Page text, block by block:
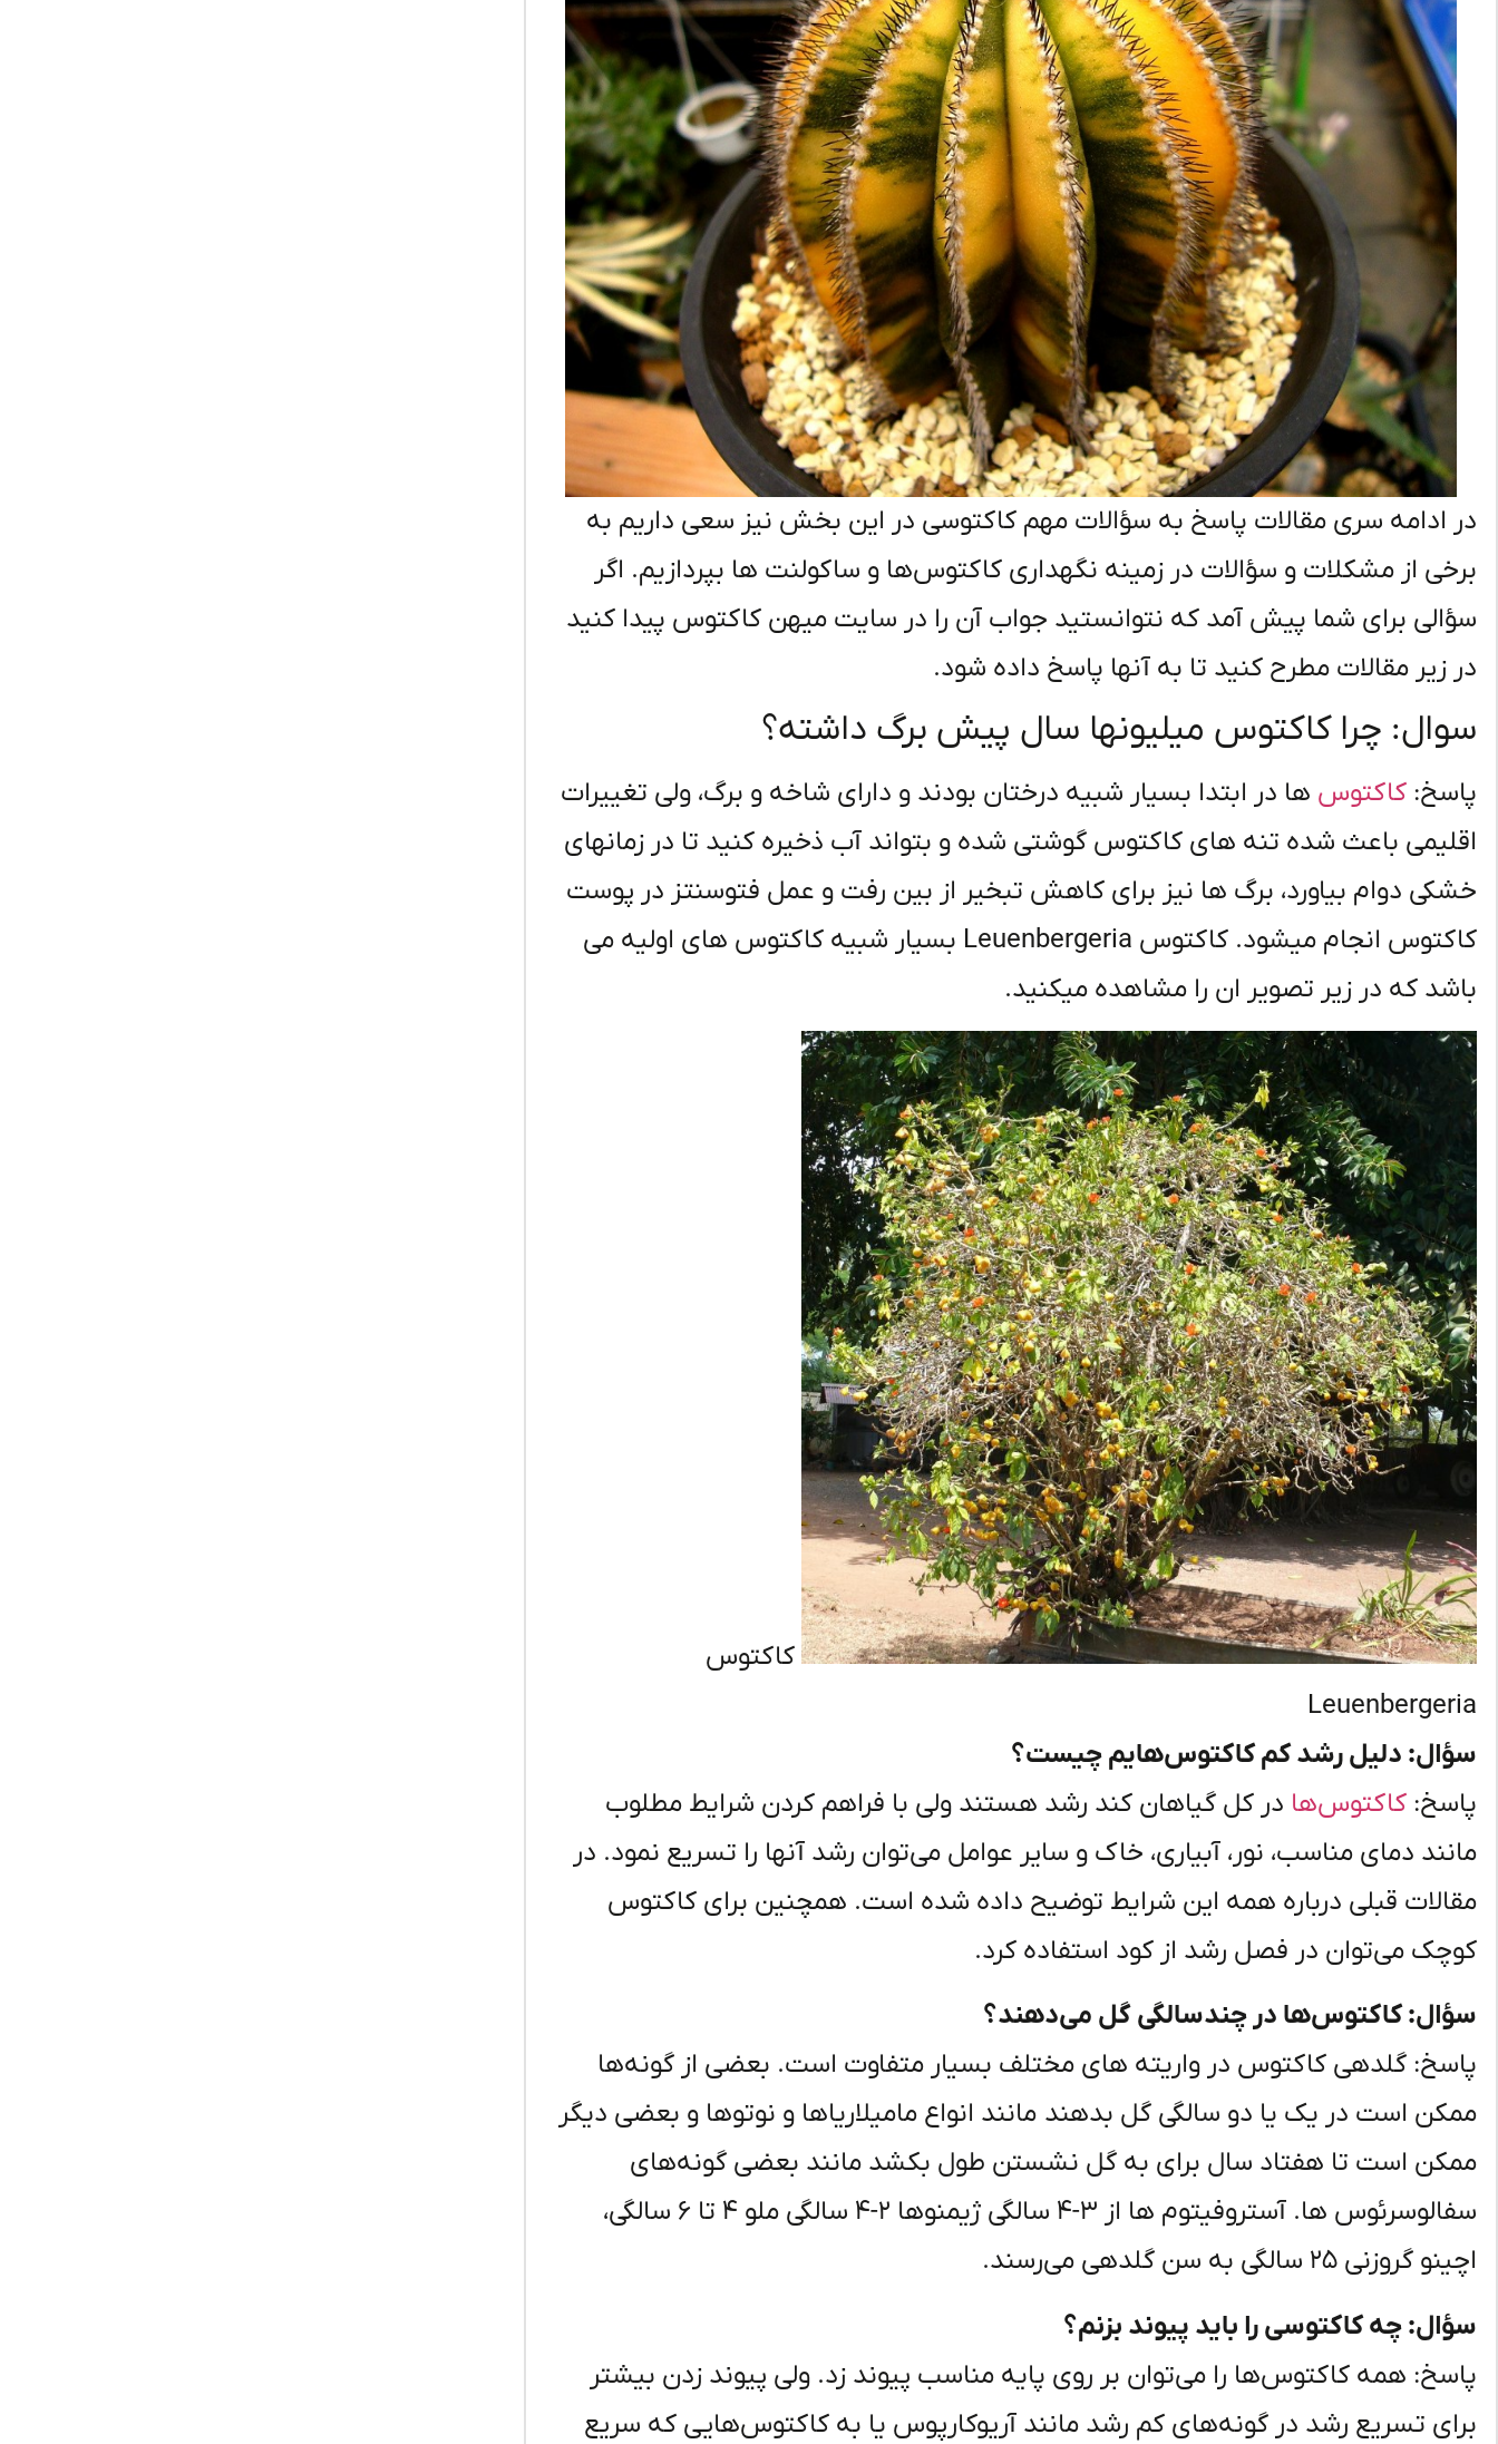
در ادامه سری مقالات پاسخ به سؤالات مهم کاکتوسی در این بخش نیز سعی داریم به
برخی از مشکلات و سؤالات در زمینه نگهداری کاکتوس‌ها و ساکولنت ها بپردازیم. اگر
سؤالی برای شما پیش آمد که نتوانستید جواب آن را در سایت میهن کاکتوس پیدا کنید
در زیر مقالات مطرح کنید تا به آنها پاسخ داده شود.
سوال: چرا کاکتوس میلیونها سال پیش برگ داشته؟
پاسخ: کاکتوس ها در ابتدا بسیار شبیه درختان بودند و دارای شاخه و برگ، ولی تغییرات
اقلیمی باعث شده تنه های کاکتوس گوشتی شده و بتواند آب ذخیره کنید تا در زمانهای
خشکی دوام بیاورد، برگ ها نیز برای کاهش تبخیر از بین رفت و عمل فتوسنتز در پوست
کاکتوس انجام میشود. کاکتوس Leuenbergeria بسیار شبیه کاکتوس های اولیه می
باشد که در زیر تصویر ان را مشاهده میکنید.
کاکتوس
Leuenbergeria
سؤال: دلیل رشد کم کاکتوس‌هایم چیست؟
پاسخ: کاکتوس‌ها در کل گیاهان کند رشد هستند ولی با فراهم کردن شرایط مطلوب
مانند دمای مناسب، نور، آبیاری، خاک و سایر عوامل می‌توان رشد آنها را تسریع نمود. در
مقالات قبلی درباره همه این شرایط توضیح داده شده است. همچنین برای کاکتوس
کوچک می‌توان در فصل رشد از کود استفاده کرد.
سؤال: کاکتوس‌ها در چندسالگی گل می‌دهند؟
پاسخ: گلدهی کاکتوس در واریته های مختلف بسیار متفاوت است. بعضی از گونه‌ها
ممکن است در یک یا دو سالگی گل بدهند مانند انواع مامیلاریاها و نوتوها و بعضی دیگر
ممکن است تا هفتاد سال برای به گل نشستن طول بکشد مانند بعضی گونه‌های
سفالوسرئوس ها. آستروفیتوم ها از ۳-۴ سالگی ژیمنوها ۲-۴ سالگی ملو ۴ تا ۶ سالگی،
اچینو گروزنی ۲۵ سالگی به سن گلدهی می‌رسند.
سؤال: چه کاکتوسی را باید پیوند بزنم؟
پاسخ: همه کاکتوس‌ها را می‌توان بر روی پایه مناسب پیوند زد. ولی پیوند زدن بیشتر
برای تسریع رشد در گونه‌های کم رشد مانند آریوکارپوس یا به کاکتوس‌هایی که سریع